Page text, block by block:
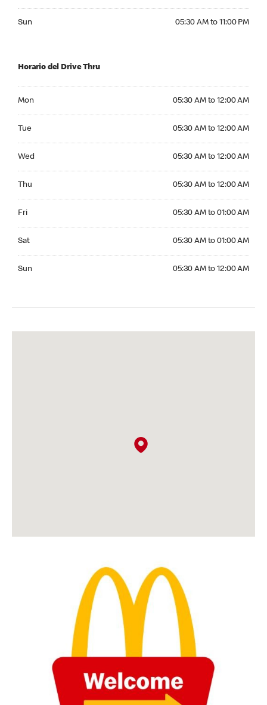
Sun 05:30 AM to 11:00 PM
Horario del Drive Thru
Mon 05:30 AM to 12:00 AM
Tue 05:30 AM to 12:00 AM
Wed 05:30 AM to 12:00 AM
Thu 05:30 AM to 12:00 AM
Fri 05:30 AM to 01:00 AM
Sat 05:30 AM to 01:00 AM
Sun 05:30 AM to 12:00 AM